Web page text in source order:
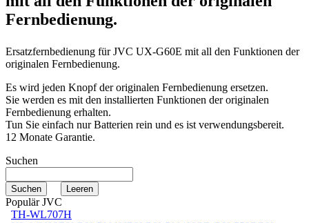
Fernbedienung.
Ersatzfernbedienung fürJVC UX-G60E mit all den Funktionen der
originalen Fernbedienung.
Es wird jeden Knopf der originalen Fernbedienung ersetzen.
Sie werden es mit den installierten Funktionen der originalen
Fernbedienung erhalten.
Tun Sie einfach nur Batterien rein und es ist verwendungsbereit.
12 Monate Garantie.
Suchen
Populär JVC
TH-WL707H